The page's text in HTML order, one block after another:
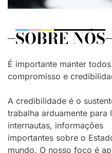
SOBRE NÓS
É importante manter
compromisso e
A credibilidade é o
trabalha arduamente
internautas, informações
importantes sobre o
mundo. O nosso foco é